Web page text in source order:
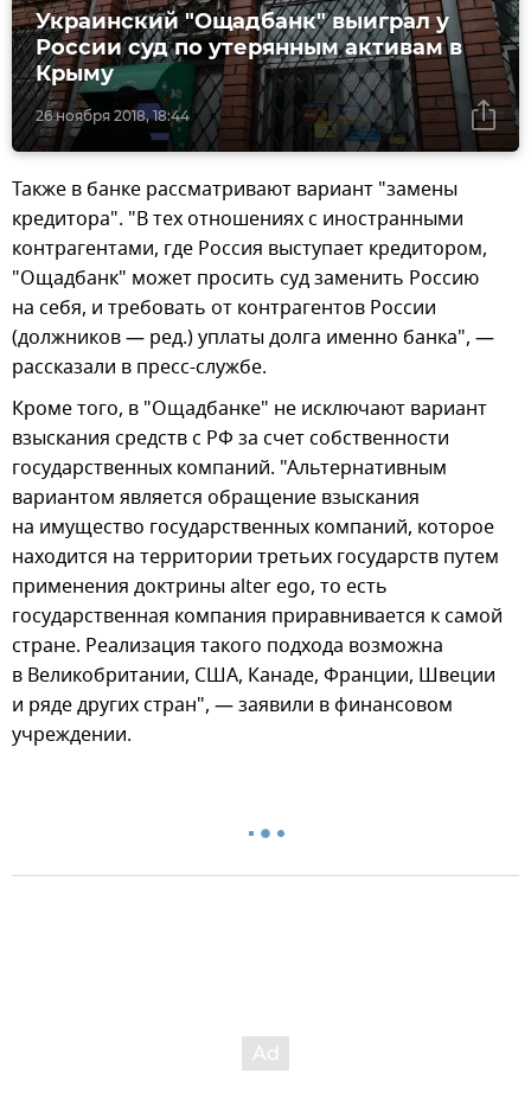
26 ноября 2018, 18:44
Украинский "Ощадбанк" выиграл у
России суд по утерянным активам в
Крыму
Также в банке рассматривают вариант "замены
кредитора". "В тех отношениях с иностранными
контрагентами, где Россия выступает кредитором,
"Ощадбанк" может просить суд заменить Россию
на себя, и требовать от контрагентов России
(должников — ред.) уплаты долга именно банка", —
рассказали в пресс-службе.
Кроме того, в "Ощадбанке" не исключают вариант
взыскания средств с РФ за счет собственности
государственных компаний. "Альтернативным
вариантом является обращение взыскания
на имущество государственных компаний, которое
находится на территории третьих государств путем
применения доктрины alter ego, то есть
государственная компания приравнивается к самой
стране. Реализация такого подхода возможна
в Великобритании, США, Канаде, Франции, Швеции
и ряде других стран", — заявили в финансовом
учреждении.